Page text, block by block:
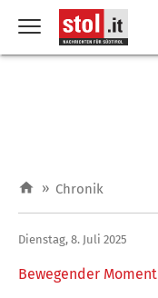
» Chronik
Bewegender Moment
Dienstag, 8. Juli 2025